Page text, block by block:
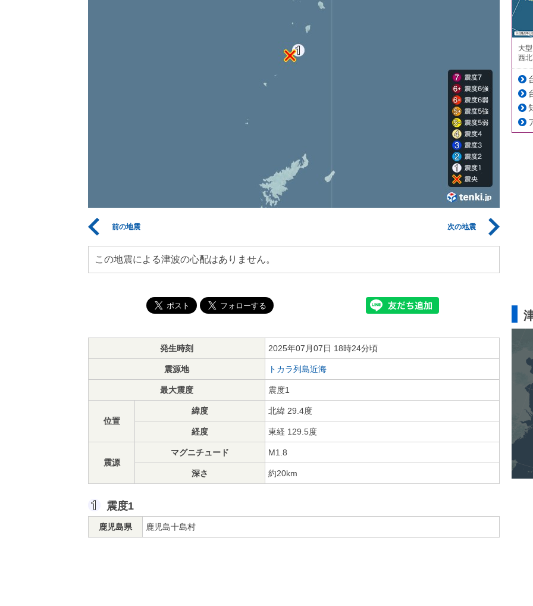
前の地震 次の地震
この地震による津波の心配はありません。
発生時刻 2025年07月07日 18時24分頃
震源地 トカラ列島近海
最大震度 震度1
位置
緯度 北緯 29.4度
経度 東経 129.5度
震源
マグニチュード M1.8
深さ 約20km
震度1
鹿児島県 鹿児島十島村
大
西